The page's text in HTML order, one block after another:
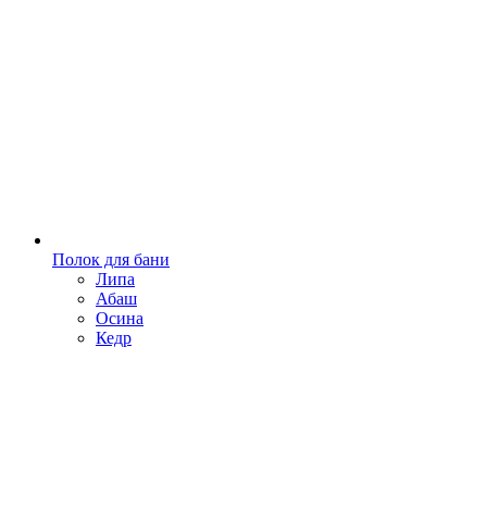
Полок для бани
Липа
Абаш
Осина
Кедр